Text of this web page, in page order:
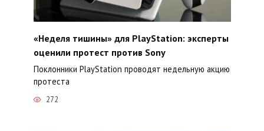
«Неделя тишины» для PlayStation: эксперты
оценили протест против Sony
Поклонники PlayStation проводят недельную акцию
протеста
272